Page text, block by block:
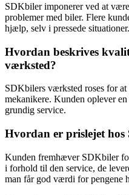
SDKbiler imponerer ved at
problemer med biler. Flere
hjælp, selv i pressede situationer.
Hvordan beskrives
værksted?
SDKbilers værksted roses for
mekanikere. Kunden oplever
grundig service.
Hvordan er prislejet
Kunden fremhæver SDKbiler
i forhold til den service, de
man får god værdi for pengene